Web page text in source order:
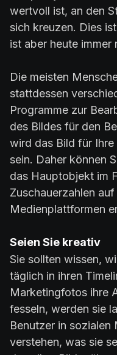
wertvoll ist, an den
sich kreuzen. Dies
ist aber heute immer
Die meisten
stattdessen
Programme zur
des Bildes für den
wird das Bild für
sein. Daher können
das Hauptobjekt im
Zuschauerzahlen
Medienplattformen
Seien Sie kreativ
Sie sollten wissen,
täglich in ihren
Marketingfotos ihre
fesseln, werden sie
Benutzer in sozialen
verstehen, was sie